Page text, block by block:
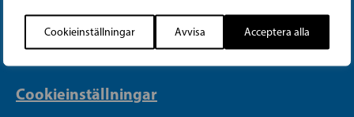
Cookieinställningar Avvisa Acceptera alla
Faktureringsuppgifter
Integritetspolicy
Cookieinställningar